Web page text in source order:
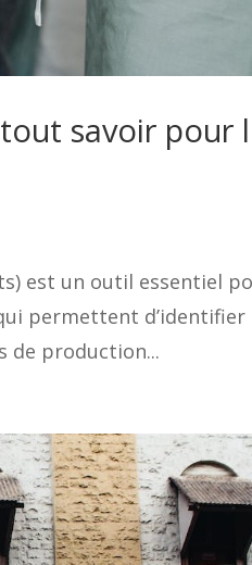
savoir pour
est un outil essentiel
permettent d’identifier
de production...